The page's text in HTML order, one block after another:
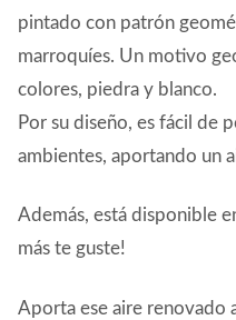
original
era:
157,05€.
pintado con patrón
marroquíes. Un motivo
colores, piedra y blanco.
Por su diseño, es fácil de
ambientes, aportando un
Además, está disponible
más te guste!
Aporta ese aire renovado